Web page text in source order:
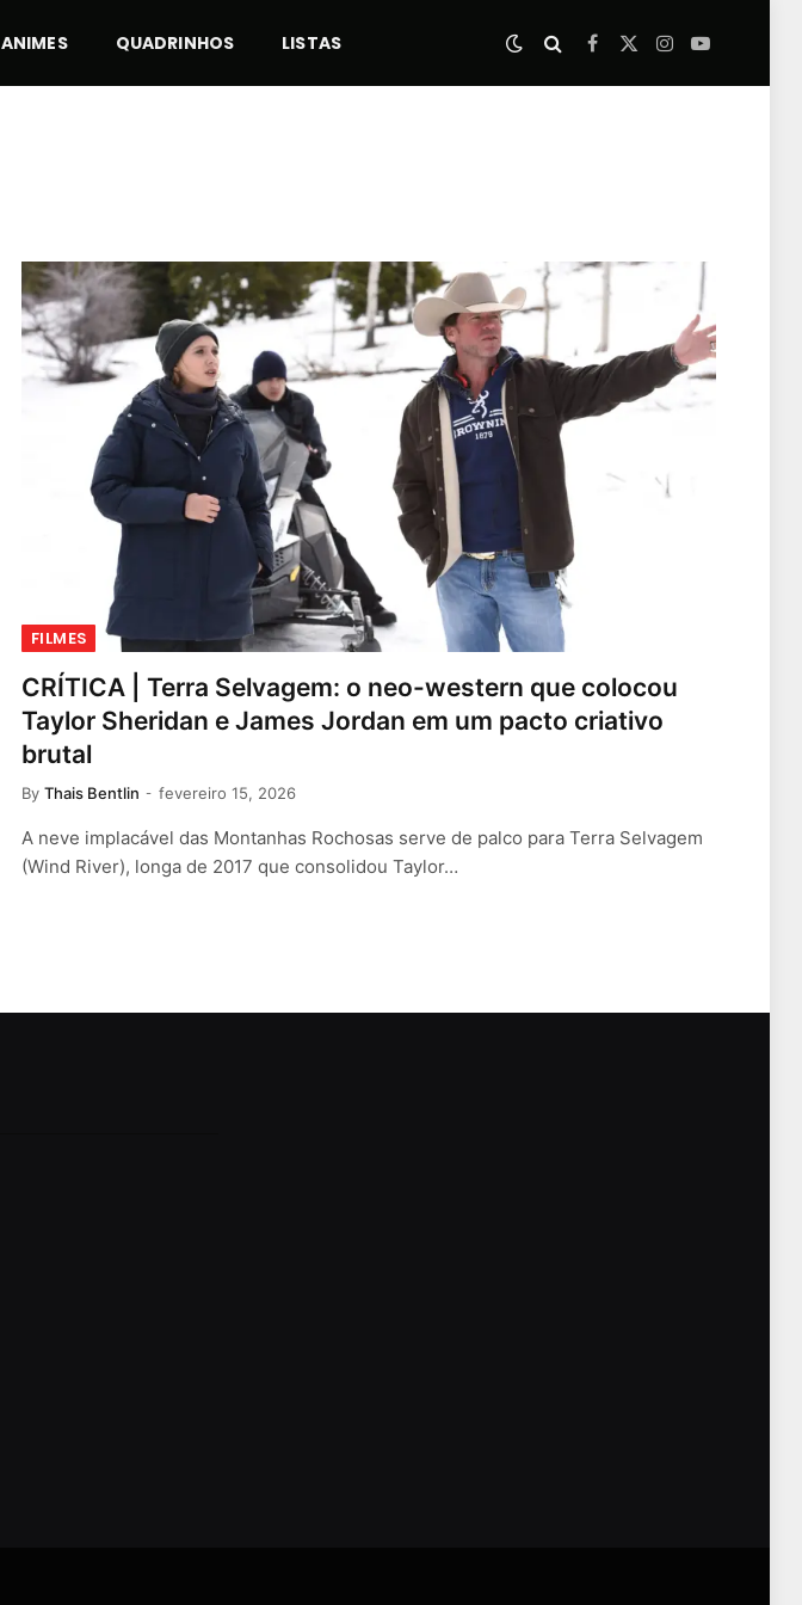
ANIMES QUADRINHOS LISTAS Facebook
X
Instagram
YouTube
FILMES
CRÍTICA | Terra Selvagem: o neo-western que colocou
Taylor Sheridan e James Jordan em um pacto criativo
brutal
By Thais Bentlin fevereiro 15, 2026
A neve implacável das Montanhas Rochosas serve de palco para Terra Selvagem
(Wind River), longa de 2017 que consolidou Taylor…